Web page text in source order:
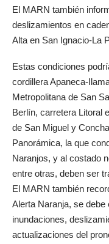
El MARN también
deslizamientos en
Alta en San Ignacio-La
Estas condiciones
cordillera Apaneca-
Metropolitana de San
Berlín, carretera Litoral
de San Miguel y
Panorámica, la que
Naranjos, y al costado
entre otras, deben ser
El MARN también
Alerta Naranja, se
inundaciones,
actualizaciones del